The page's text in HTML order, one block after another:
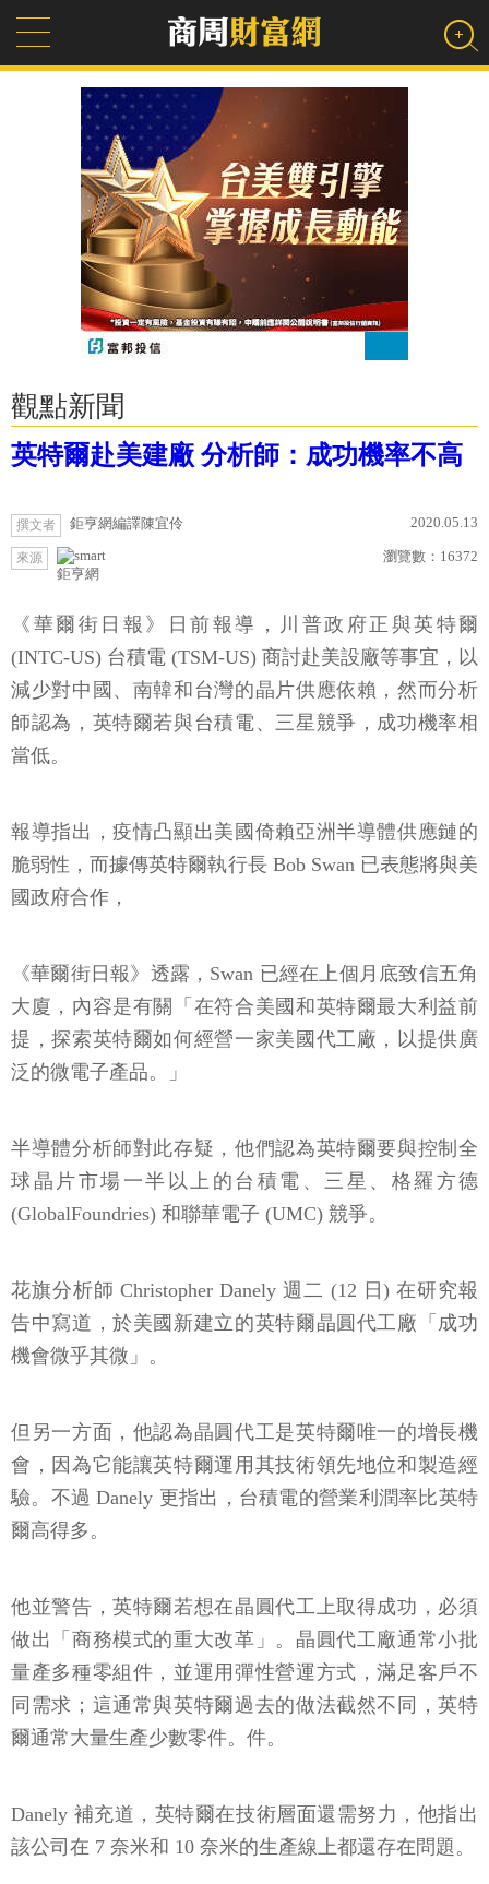
觀點新聞
英特爾赴美建廠 分析師：成功機率不高
撰文者 鉅亨網編譯陳宜伶 2020.05.13
來源
鉅亨網
瀏覽數： 16372
《華爾街日報》日前報導，川普政府正與英特爾
(INTC-US) 台積電 (TSM-US) 商討赴美設廠等事宜，以
減少對中國、南韓和台灣的晶片供應依賴，然而分析
師認為，英特爾若與台積電、三星競爭，成功機率相
當低。
報導指出，疫情凸顯出美國倚賴亞洲半導體供應鏈的
脆弱性，而據傳英特爾執行長 Bob Swan 已表態將與美
國政府合作，
《華爾街日報》透露，Swan 已經在上個月底致信五角
大廈，內容是有關「在符合美國和英特爾最大利益前
提，探索英特爾如何經營一家美國代工廠，以提供廣
泛的微電子產品。」
半導體分析師對此存疑，他們認為英特爾要與控制全
球晶片市場一半以上的台積電、三星、格羅方德
(GlobalFoundries) 和聯華電子 (UMC) 競爭。
花旗分析師 Christopher Danely 週二 (12 日) 在研究報
告中寫道，於美國新建立的英特爾晶圓代工廠「成功
機會微乎其微」。
但另一方面，他認為晶圓代工是英特爾唯一的增長機
會，因為它能讓英特爾運用其技術領先地位和製造經
驗。不過 Danely 更指出，台積電的營業利潤率比英特
爾高得多。
他並警告，英特爾若想在晶圓代工上取得成功，必須
做出「商務模式的重大改革」。晶圓代工廠通常小批
量產多種零組件，並運用彈性營運方式，滿足客戶不
同需求；這通常與英特爾過去的做法截然不同，英特
爾通常大量生產少數零件。件。
Danely 補充道，英特爾在技術層面還需努力，他指出
該公司在 7 奈米和 10 奈米的生產線上都還存在問題。